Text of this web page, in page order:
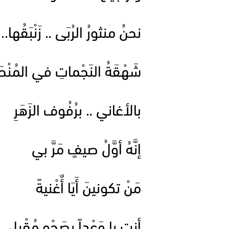
نحنُ منثورُ الرُبَى .. زَنْبَقُها..
شَهْقَةُ النَجْماتِ في
بالأغاني .. برُفُوف الزَهَرِ
إنَّهُ أوَّلُ صيفٍ مَرَّ بي
مَنْ تكونينَ أَيَا أٌغْنيةً